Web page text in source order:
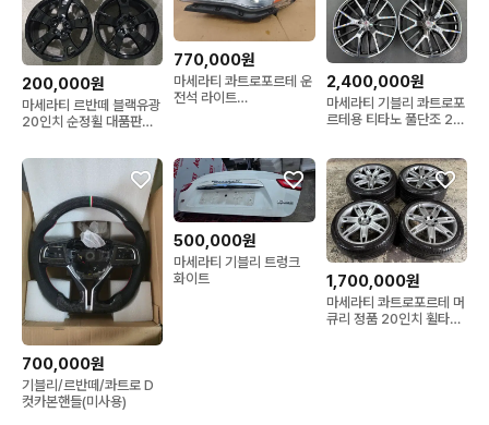
200,000원
마세라티 르반떼 블랙유광
20인치 순정휠 대품판매
770,000원
마세라티 콰트로포르테 운
전석 라이트
2,400,000원
마세라티 기블리 콰트로포
르테용 티타노 풀단조 21
700,000원
기블리/르반떼/콰트로 D
컷카본핸들(미사용)
500,000원
마세라티 기블리 트렁크
화이트
1,700,000원
마세라티 콰트로포르테 머
큐리 정품 20인치 휠타이